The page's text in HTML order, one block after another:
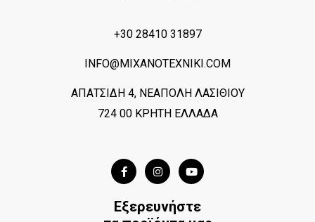
+30 28410 31897
INFO@MIXANOTEXNIKI.COM
ΑΠΑΤΣΙΔΗ 4, ΝΕΑΠΟΛΗ ΛΑΣΙΘΙΟΥ
724 00 ΚΡΗΤΗ ΕΛΛΑΔΑ
Εξερευνήστε